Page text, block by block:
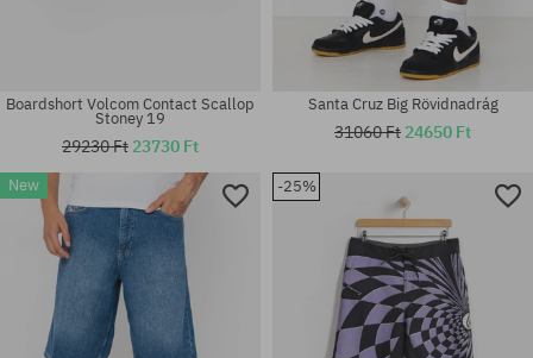
Elérhető méretek:
Elérhető méretek:
Boardshort Volcom Contact Scallop
Stoney 19
29230 Ft 23730 Ft
Santa Cruz Big Rövidnadrág
31060 Ft 24650 Ft
New -25%